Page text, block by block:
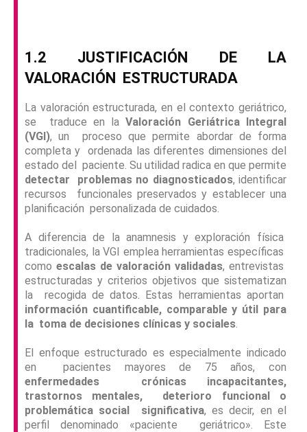
1.2 JUSTIFICACIÓN DE LA
VALORACIÓN ESTRUCTURADA
La valoración estructurada, en el contexto geriátrico,
se traduce en laValoración Geriátrica Integral
(VGI), un proceso que permite abordar de forma
completa y ordenada las diferentes dimensiones del
estado del paciente. Su utilidad radica en que permite
detectar problemas no diagnosticados, identificar
recursos funcionales preservados y establecer una
planificación personalizada de cuidados.
A diferencia de la anamnesis y exploración física
tradicionales, la VGI emplea herramientas específicas
como escalas de valoración validadas, entrevistas
estructuradas y criterios objetivos que sistematizan
la recogida de datos. Estas herramientas aportan
información cuantificable, comparable y útil para
la toma de decisiones clínicas y sociales.
El enfoque estructurado es especialmente indicado
en pacientes mayores de 75 años, con
enfermedades crónicas incapacitantes,
trastornos mentales, deterioro funcional o
problemática social significativa, es decir, en el
perfil denominado «paciente geriátrico». Este